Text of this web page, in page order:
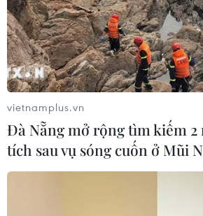
TIN CÙNG CHUYÊN MỤC
Chứng khoán tuần tới: VN-Index
vietnamplus.vn
Đà Nẵng mở rộng tìm kiếm
tích sau vụ sóng cuốn ở Mũi